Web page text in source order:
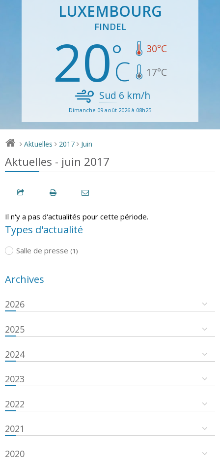
LUXEMBOURG
FINDEL
20 30°C
17°C
Sud 6 km/h
Dimanche 09 août 2026 à 08h25
> Aktuelles > 2017 > Juin
Aktuelles - juin 2017
Il n'y a pas d'actualités pour cette période.
Types d'actualité
Salle de presse (1)
Archives
2026
2025
2024
2023
2022
2021
2020